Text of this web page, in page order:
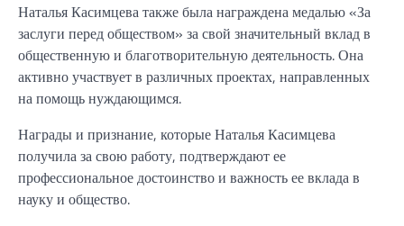
Наталья Касимцева также была награждена медалью «За
заслуги перед обществом» за свой значительный вклад в
общественную и благотворительную деятельность. Она
активно участвует в различных проектах, направленных
на помощь нуждающимся.
Награды и признание, которые Наталья Касимцева
получила за свою работу, подтверждают ее
профессиональное достоинство и важность ее вклада в
науку и общество.